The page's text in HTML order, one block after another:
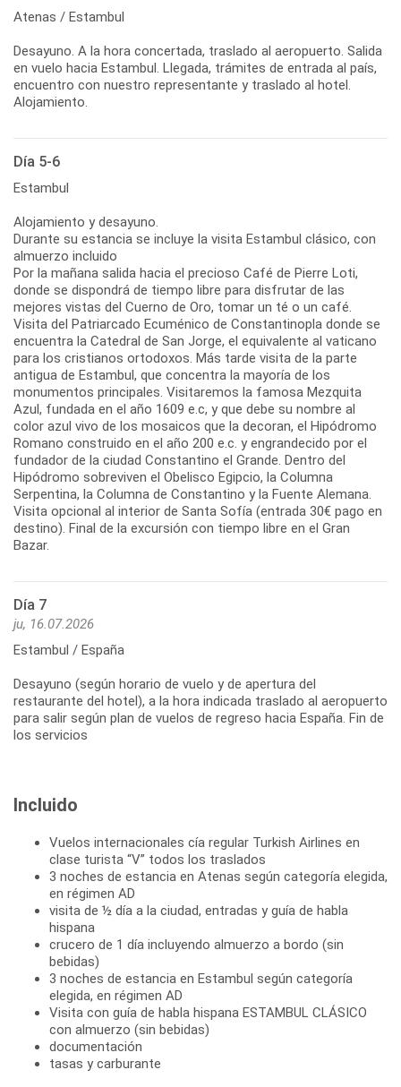
Atenas / Estambul
Desayuno. A la hora concertada, traslado al aeropuerto. Salida
en vuelo hacia Estambul. Llegada, trámites de entrada al país,
encuentro con nuestro representante y traslado al hotel.
Alojamiento.
Día 5-6
Estambul
Alojamiento y desayuno.
Durante su estancia se incluye la visita Estambul clásico, con
almuerzo incluido
Por la mañana salida hacia el precioso Café de Pierre Loti,
donde se dispondrá de tiempo libre para disfrutar de las
mejores vistas del Cuerno de Oro, tomar un té o un café.
Visita del Patriarcado Ecuménico de Constantinopla donde se
encuentra la Catedral de San Jorge, el equivalente al vaticano
para los cristianos ortodoxos. Más tarde visita de la parte
antigua de Estambul, que concentra la mayoría de los
monumentos principales. Visitaremos la famosa Mezquita
Azul, fundada en el año 1609 e.c, y que debe su nombre al
color azul vivo de los mosaicos que la decoran, el Hipódromo
Romano construido en el año 200 e.c. y engrandecido por el
fundador de la ciudad Constantino el Grande. Dentro del
Hipódromo sobreviven el Obelisco Egipcio, la Columna
Serpentina, la Columna de Constantino y la Fuente Alemana.
Visita opcional al interior de Santa Sofía (entrada 30€ pago en
destino). Final de la excursión con tiempo libre en el Gran
Bazar.
Día 7
ju, 16.07.2026
Estambul / España
Desayuno (según horario de vuelo y de apertura del
restaurante del hotel), a la hora indicada traslado al aeropuerto
para salir según plan de vuelos de regreso hacia España. Fin de
los servicios
Incluido
Vuelos internacionales cía regular Turkish Airlines en
clase turista “V” todos los traslados
3 noches de estancia en Atenas según categoría elegida,
en régimen AD
visita de ½ día a la ciudad, entradas y guía de habla
hispana
crucero de 1 día incluyendo almuerzo a bordo (sin
bebidas)
3 noches de estancia en Estambul según categoría
elegida, en régimen AD
Visita con guía de habla hispana ESTAMBUL CLÁSICO
con almuerzo (sin bebidas)
documentación
tasas y carburante